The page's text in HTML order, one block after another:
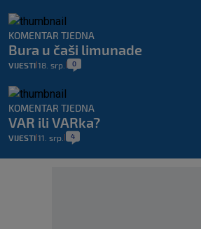
KOMENTAR TJEDNA
Bura u čaši limunade
VIJESTI 18. srp. 0
KOMENTAR TJEDNA
VAR ili VARka?
VIJESTI 11. srp. 4